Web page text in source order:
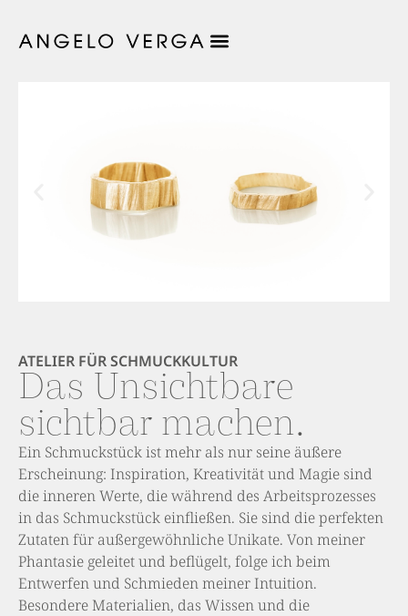
ATELIER FÜR SCHMUCKKULTUR
Das Unsichtbare
sichtbar machen.
Ein Schmuckstück ist mehr als nur seine äußere
Erscheinung: Inspiration, Kreativität und Magie sind
die inneren Werte, die während des Arbeitsprozesses
in das Schmuckstück einfließen. Sie sind die perfekten
Zutaten für außergewöhnliche Unikate. Von meiner
Phantasie geleitet und beflügelt, folge ich beim
Entwerfen und Schmieden meiner Intuition.
Besondere Materialien, das Wissen und die